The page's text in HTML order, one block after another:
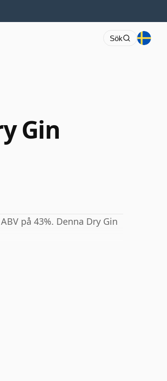
Sök
Gin
på 43%. Denna Dry Gin